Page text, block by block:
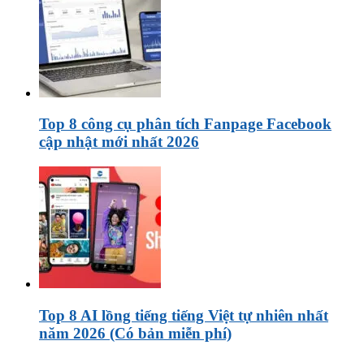
Top 8 công cụ phân tích Fanpage Facebook
cập nhật mới nhất 2026
Top 8 AI lồng tiếng tiếng Việt tự nhiên nhất
năm 2026 (Có bản miễn phí)